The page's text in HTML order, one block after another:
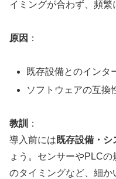
イミングが合わず、頻繁
原因 ：
既存設備とのインタ
ソフトウェアの互換
教訓
：
導入前には 既存設備・
ょう。センサーやPLC
のタイミングなど、細か